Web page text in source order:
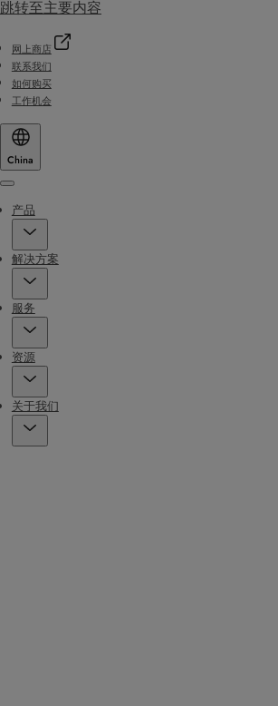
跳转至主要内容
网上商店
联系我们
如何购买
工作机会
China
Menu
产品
解决方案
服务
资源
关于我们